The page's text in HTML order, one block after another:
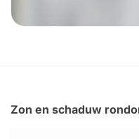
Zon en schaduw